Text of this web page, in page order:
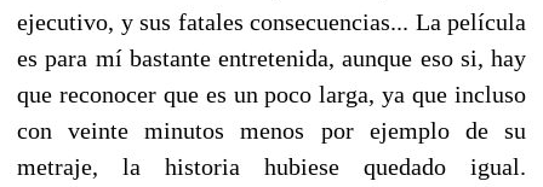
ejecutivo, y sus fatales consecuencias... La película
es para mí bastante entretenida, aunque eso si, hay
que reconocer que es un poco larga, ya que incluso
con veinte minutos menos por ejemplo de su
metraje, la historia hubiese quedado igual.